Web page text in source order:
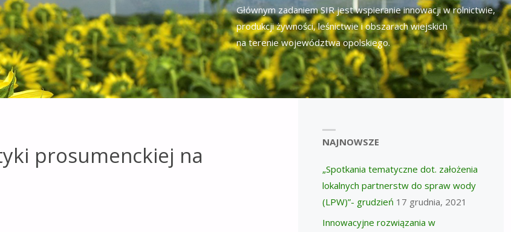
Głównym zadaniem SIR jest wspieranie innowacji w rolnictwie,
produkcji żywności, leśnictwie i obszarach wiejskich
na terenie województwa opolskiego.
prosumenckiej na
NAJNOWSZE
„Spotkania tematyczne dot. założenia
lokalnych partnerstw do spraw wody
(LPW)”- grudzień 17 grudnia, 2021
Innowacyjne rozwiązania w